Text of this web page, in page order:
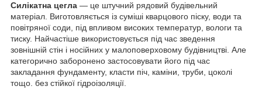
Силікатна цегла — це штучний рядовий будівельний
матеріал. Виготовляється із суміші кварцового піску, води та
повітряної соди, під впливом високих температур, вологи та
тиску. Найчастіше використовується під час зведення
зовнішній стін і носійних у малоповерховому будівництві. Але
категорично заборонено застосовувати його під час
закладання фундаменту, класти піч, каміни, труби, цоколі
тощо. без стійкої гідроізоляції.